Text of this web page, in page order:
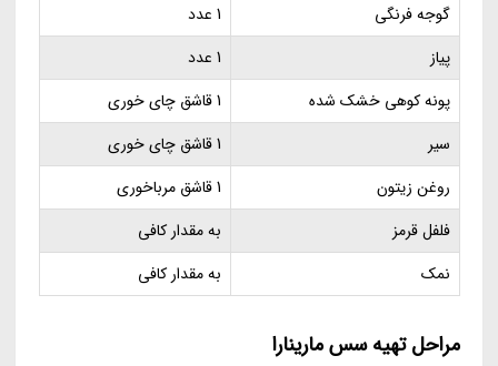
گوجه فرنگی
1 عدد
پیاز
1 عدد
پونه کوهی خشک شده
1 قاشق چای خوری
سیر
1 قاشق چای خوری
روغن زیتون
1 قاشق مرباخوری
فلفل قرمز
به مقدار کافی
نمک
به مقدار کافی
مراحل تهیه سس مارینارا